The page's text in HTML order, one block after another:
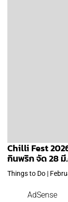
Chilli Fest
กินพริก จัด 28
Things to Do |
AdSense